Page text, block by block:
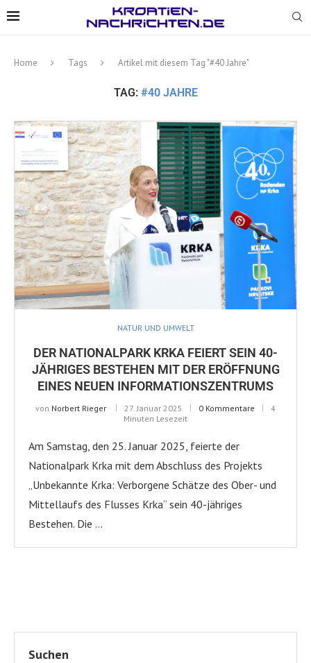
Home Tags Artikel mit diesem Tag "#40 Jahre"
TAG: #40 JAHRE
NATUR UND UMWELT
DER NATIONALPARK KRKA FEIERT SEIN 40-
JÄHRIGES BESTEHEN MIT DER ERÖFFNUNG
EINES NEUEN INFORMATIONSZENTRUMS
von Norbert Rieger 27. Januar 2025 0 Kommentare
4
Minuten Lesezeit
Am Samstag, den 25. Januar 2025, feierte der
Nationalpark Krka mit dem Abschluss des Projekts
„Unbekannte Krka: Verborgene Schätze des Ober- und
Mittellaufs des Flusses Krka“ sein 40-jähriges
Bestehen. Die …
Suchen